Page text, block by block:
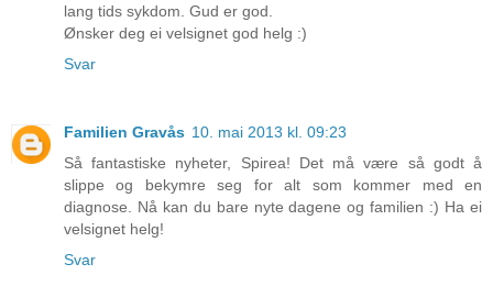
lang tids sykdom. Gud er god.
Ønsker deg ei velsignet god helg :)
Svar
Familien Gravås 10. mai 2013 kl. 09:23
Så fantastiske nyheter, Spirea! Det må være så godt å
slippe og bekymre seg for alt som kommer med en
diagnose. Nå kan du bare nyte dagene og familien :) Ha ei
velsignet helg!
Svar